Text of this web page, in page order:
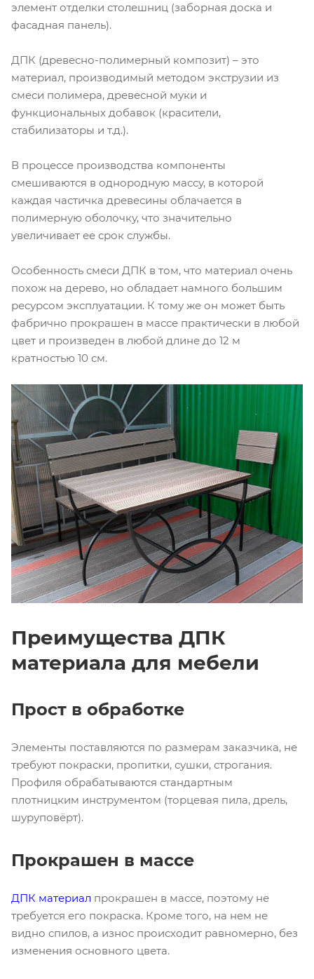
элемент отделки столешниц (заборная доска и
фасадная панель).
ДПК (древесно-полимерный композит) – это
материал, производимый методом экструзии из
смеси полимера, древесной муки и
функциональных добавок (красители,
стабилизаторы и т.д.).
В процессе производства компоненты
смешиваются в однородную массу, в которой
каждая частичка древесины облачается в
полимерную оболочку, что значительно
увеличивает ее срок службы.
Особенность смеси ДПК в том, что материал очень
похож на дерево, но обладает намного большим
ресурсом эксплуатации. К тому же он может быть
фабрично прокрашен в массе практически в любой
цвет и произведен в любой длине до 12 м
кратностью 10 см.
Преимущества ДПК
материала для мебели
Прост в обработке
Элементы поставляются по размерам заказчика, не
требуют покраски, пропитки, сушки, строгания.
Профиля обрабатываются стандартным
плотницким инструментом (торцевая пила, дрель,
шуруповёрт).
Прокрашен в массе
ДПК материал прокрашен в массе, поэтому не
требуется его покраска. Кроме того, на нем не
видно спилов, а износ происходит равномерно, без
изменения основного цвета.